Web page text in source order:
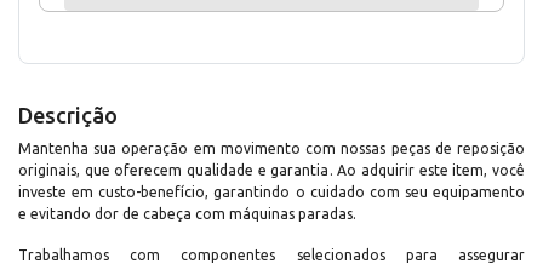
Descrição
Mantenha sua operação em movimento com nossas peças de reposição
originais, que oferecem qualidade e garantia. Ao adquirir este item, você
investe em custo-benefício, garantindo o cuidado com seu equipamento
e evitando dor de cabeça com máquinas paradas.
Trabalhamos com componentes selecionados para assegurar